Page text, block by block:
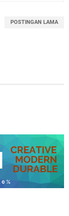
POSTINGAN LAMA